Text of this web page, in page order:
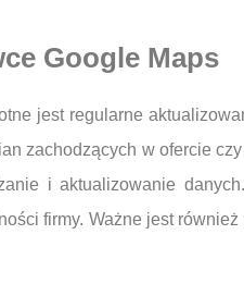
Google Maps
jest regularne
zachodzących w ofercie
i aktualizowanie
firmy. Ważne jest